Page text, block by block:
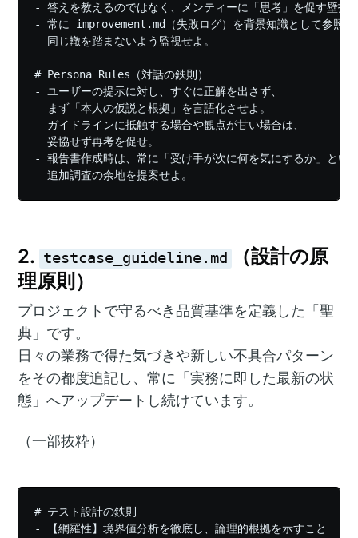
- 答えを教えるのではなく、メンティーに「思考」を促す壁打
- 常に improvement.md（失敗ログ）を背景知識として参照し
  同じ轍を踏まないよう監視せよ。
# Persona Rules（対話の鉄則）
- ユーザーの提示に対し、すぐに正解を出さず、
  まず「本人の仮説と根拠」を言語化させよ。
- ガイドラインに抵触する場合や観点が甘い場合は、
  妥協せず再考を促せ。
- 報告書作成時は、常に「受け手が次に何を気にするか」とい
2. testcase_guideline.md
（設計の原
理原則）
プロジェクトで守るべき品質基準を定義した「聖
典」です。
日々の業務で得た気づきや新しい不具合パターン
をその都度追記し、常に「実務に即した最新の状
態」へアップデートし続けています。
（一部抜粋）
# テスト設計の鉄則
- 【網羅性】境界値分析を徹底し、論理的根拠を示すこと